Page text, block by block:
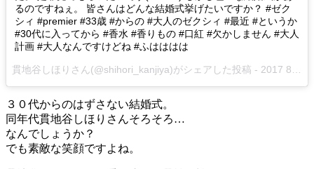
るのですねぇ。 皆さんはどんな結婚式挙げたいですか？ #ゼク
シィ #premier #33歳 #からの #大人のゼクシィ #最近 #というか
#30代に入ってから #香水 #香りもの #口紅 #欠かしません #大人
計画 #大人なんですけどね #ふはははは
貫地谷しほりさん(@shihori_kanjiya)がシェアした投稿 - 2017 8月 22 10:44午後 PDT
３０代からのはずさない結婚式。
同年代貫地谷しほりさんそろそろ…
なんでしょうか？
でも素敵な笑顔ですよね。